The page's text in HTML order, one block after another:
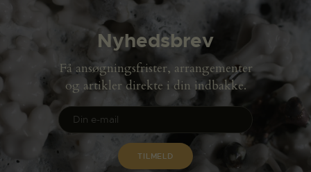
Nyhedsbrev
Få ansøgningsfrister, arrangementer
og artikler direkte i din indbakke.